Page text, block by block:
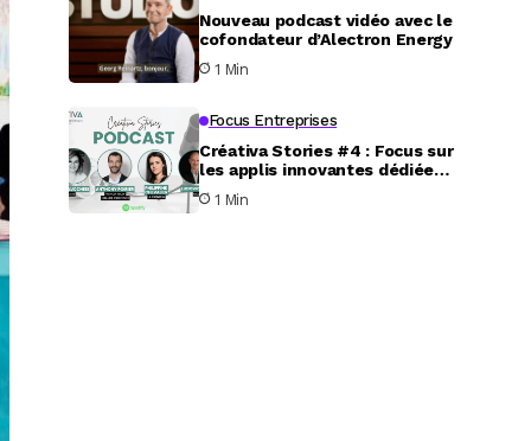
Nouveau podcast vidéo avec le
cofondateur d’Alectron Energy
1 Min
Focus Entreprises
Créativa Stories #4 : Focus sur
les applis innovantes dédiées
au service aux particuliers
1 Min